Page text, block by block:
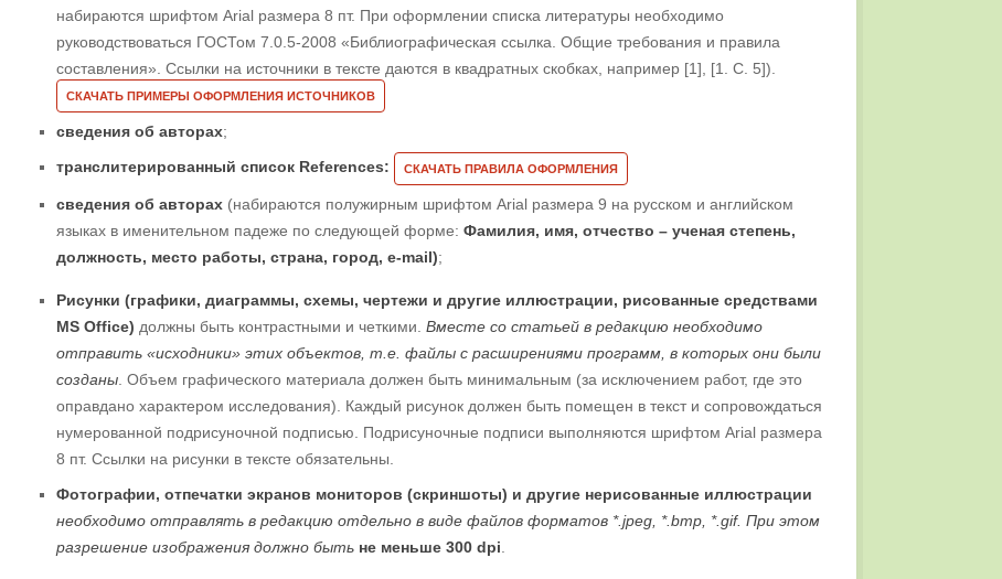
набираются шрифтом Arial размера 8 пт. При оформлении списка литературы необходимо
руководствоваться ГОСТом 7.0.5-2008 «Библиографическая ссылка. Общие требования и правила
составления». Ссылки на источники в тексте даются в квадратных скобках, например [1], [1. C. 5]).
СКАЧАТЬ ПРИМЕРЫ ОФОРМЛЕНИЯ ИСТОЧНИКОВ
сведения об авторах;
транслитерированный список References:
СКАЧАТЬ ПРАВИЛА ОФОРМЛЕНИЯ
сведения об авторах (набираются полужирным шрифтом Arial размера 9 на русском и английском
языках в именительном падеже по следующей форме: Фамилия, имя, отчество – ученая степень,
должность, место работы, страна, город, e-mail);
Рисунки (графики, диаграммы, схемы, чертежи и другие иллюстрации, рисованные средствами
MS Office) должны быть контрастными и четкими. Вместе со статьей в редакцию необходимо
отправить «исходники» этих объектов, т.е. файлы с расширениями программ, в которых они были
созданы . Объем графического материала должен быть минимальным (за исключением работ, где это
оправдано характером исследования). Каждый рисунок должен быть помещен в текст и сопровождаться
нумерованной подрисуночной подписью. Подрисуночные подписи выполняются шрифтом Arial размера
8 пт. Ссылки на рисунки в тексте обязательны.
Фотографии, отпечатки экранов мониторов (скриншоты) и другие нерисованные иллюстрации
необходимо отправлять в редакцию отдельно в виде файлов форматов *.jpeg, *.bmp, *.gif. При этом
разрешение изображения должно быть не меньше 300 dpi